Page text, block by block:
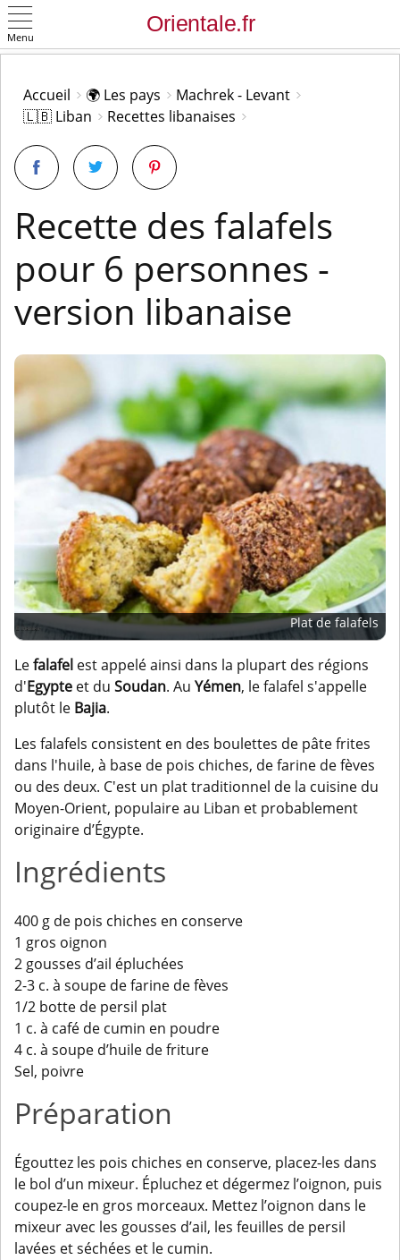
Menu
Accueil 🌍 Les pays
Machrek - Levant
🇱🇧 Liban
Recettes libanaises
Recette des falafels
pour 6 personnes -
version libanaise
Plat de falafels
Lefalafel est appelé ainsi dans la plupart des régions
d'Egypte et du Soudan. Au Yémen, le falafel s'appelle
plutôt le Bajia.
Les falafels consistent en des boulettes de pâte frites
dans l'huile, à base de pois chiches, de farine de fèves
ou des deux. C'est un plat traditionnel de la cuisine du
Moyen-Orient, populaire au Liban et probablement
originaire d’Égypte.
Ingrédients
400 g de pois chiches en conserve
1 gros oignon
2 gousses d’ail épluchées
2-3 c. à soupe de farine de fèves
1/2 botte de persil plat
1 c. à café de cumin en poudre
4 c. à soupe d’huile de friture
Sel, poivre
Préparation
Égouttez les pois chiches en conserve, placez-les dans
le bol d’un mixeur. Épluchez et dégermez l’oignon, puis
coupez-le en gros morceaux. Mettez l’oignon dans le
mixeur avec les gousses d’ail, les feuilles de persil
lavées et séchées et le cumin.